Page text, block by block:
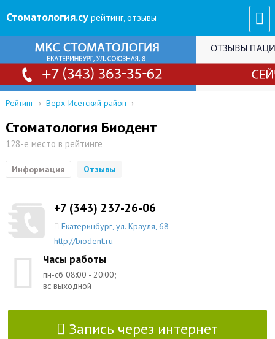
Стоматология.су рейтинг, отзывы
Рейтинг › Верх-Исетский район ›
Стоматология Биодент
128-е место в рейтинге
Информация Отзывы
+7 (343) 237-26-06
Екатеринбург,ул. Крауля, 68
http://biodent.ru
Часы работы
пн-сб 08:00 - 20:00;
вс выходной
Запись через интернет